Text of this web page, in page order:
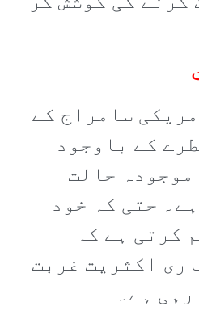
سامراج کے
کے باوجود
حالت
حتیٰ کہ خود
کرتی ہے کہ
اکثریت غربت
ہے۔